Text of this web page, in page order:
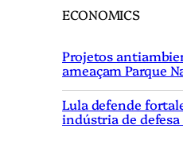
ECONOMICS
Projetos
ameaçam Parque
Lula defende
indústria de